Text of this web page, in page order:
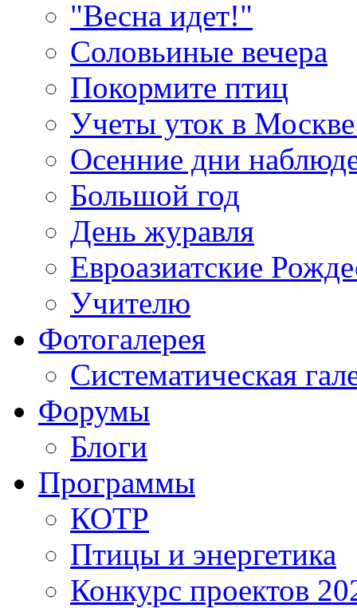
"Весна идет!"
Соловьиные вечера
Покормите птиц
Учеты уток в
Осенние дни
Большой год
День журавля
Евроазиатские
Учителю
Фотогалерея
Систематическая
Форумы
Блоги
Программы
КОТР
Птицы и энергетика
Конкурс проектов